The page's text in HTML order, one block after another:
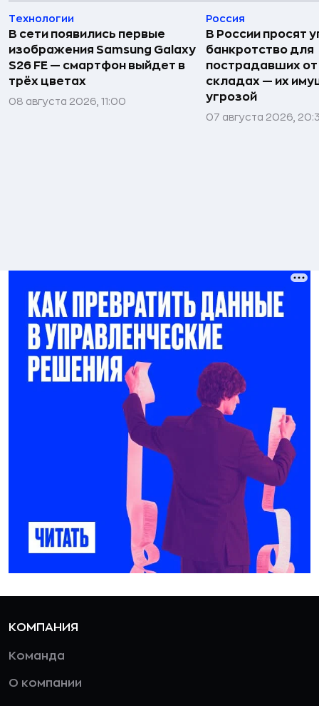
Технологии
В сети появились первые
изображения Samsung Galaxy
S26 FE — смартфон выйдет в
трёх цветах
08 августа 2026, 11:00
Россия
В России просят
банкротство для
пострадавших
складах — их
угрозой
07 августа 2026,
КОМПАНИЯ
Команда
О компании